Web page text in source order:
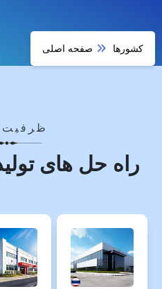
صفحه اصلی کشورها
ظرفیت
راه حل های